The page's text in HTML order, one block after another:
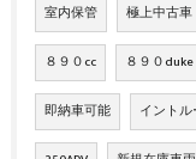
室内保管 極上中古車
８９０cc ８９０duke
即納車可能 イント